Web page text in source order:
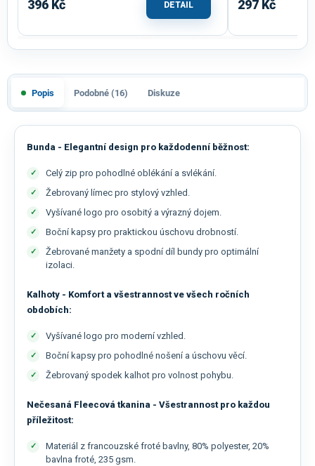
396 Kč DETAIL 297 Kč
Popis Podobné (16) Diskuze
Bunda - Elegantní design pro každodenní běžnost:
Celý zip pro pohodlné oblékání a svlékání.
Žebrovaný límec pro stylový vzhled.
Vyšívané logo pro osobitý a výrazný dojem.
Boční kapsy pro praktickou úschovu drobností.
Žebrované manžety a spodní díl bundy pro optimální
izolaci.
Kalhoty - Komfort a všestrannost ve všech ročních
obdobích:
Vyšívané logo pro moderní vzhled.
Boční kapsy pro pohodlné nošení a úschovu věcí.
Žebrovaný spodek kalhot pro volnost pohybu.
Nečesaná Fleecová tkanina - Všestrannost pro každou
příležitost:
Materiál z francouzské froté bavlny, 80% polyester, 20%
bavlna froté, 235 gsm.